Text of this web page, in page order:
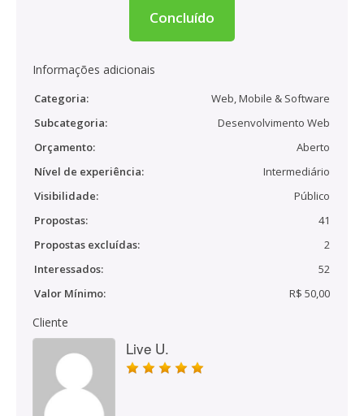
Concluído
Informações adicionais
Categoria:
Web, Mobile & Software
Subcategoria:
Desenvolvimento Web
Orçamento:
Aberto
Nível de experiência:
Intermediário
Visibilidade:
Público
Propostas:
41
Propostas excluídas:
2
Interessados:
52
Valor Mínimo:
R$ 50,00
Cliente
Live U.